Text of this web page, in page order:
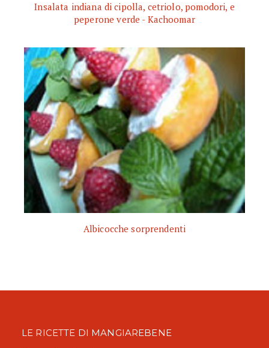
Insalata indiana di cipolla, cetriolo, pomodori, e
peperone verde - Kachoomar
Albicocche sorprendenti
LE RICETTE DI MANGIAREBENE